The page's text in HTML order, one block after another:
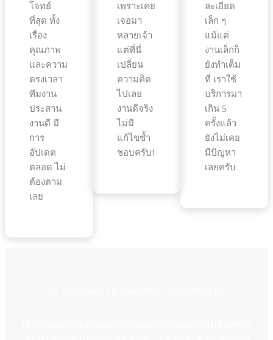
โจทย์
ที่สุด ทั้ง
เรื่อง
คุณภาพ
และความ
ตรงเวลา
ทีมงาน
ประสาน
งานดี มี
การ
อัปเดต
ตลอด ไม่
ต้องตาม
เลย
เพราะเคย
เจอมา
หลายเจ้า
แต่ที่นี่
เปลี่ยน
ความคิด
ไปเลย
งานดีจริง
ไม่มี
แก้ไขซ้ำ
ชอบครับ!
ละเอียด
เล็ก ๆ
แม้แต่
งานเล็กก็
ยังทำเต็ม
ที่ เราใช้
บริการมา
เกิน 5
ครั้งแล้ว
ยังไม่เคย
มีปัญหา
เลยครับ